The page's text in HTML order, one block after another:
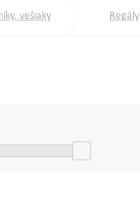
vešiaky Regály